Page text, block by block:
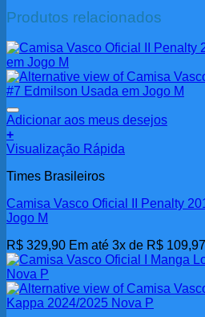
Produtos relacionados
Adicionar aos meus desejos
+
Visualização Rápida
Times Brasileiros
Camisa Vasco Oficial II Penalty
Jogo M
R$ 329,90 Em até 3x de R$ 109,97